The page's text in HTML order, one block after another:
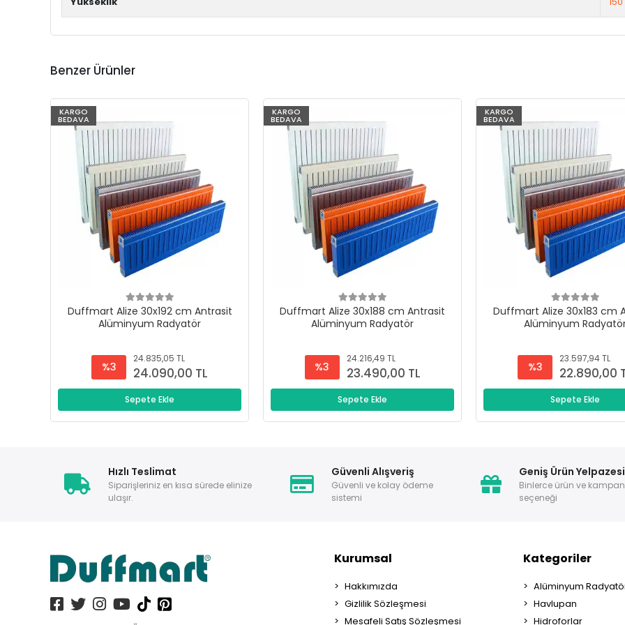
Benzer Ürünler
KARGO
BEDAVA
Duffmart Alize 30x192 cm Antrasit
Alüminyum Radyatör
%3
24.835,05 TL
24.090,00 TL
Sepete Ekle
KARGO
BEDAVA
Duffmart Alize 30x188 cm Antrasit
Alüminyum Radyatör
%3
24.216,49 TL
23.490,00 TL
Sepete Ekle
KARGO
BEDAVA
Duffmart Alize 30x183 cm
Alüminyum
%3
23.597,94 TL
22.890,00
Sepete Ekle
Hızlı Teslimat
Siparişleriniz en kısa sürede elinize
ulaşır.
Güvenli Alışveriş
Güvenli ve kolay ödeme
sistemi
Geniş Ürün Yelpazesi
Binlerce ürün ve
seçeneği
Kurumsal
Hakkımızda
Gizlilik Sözleşmesi
Mesafeli Satış Sözleşmesi
Kategoriler
Alüminyum
Havlupan
Hidroforlar